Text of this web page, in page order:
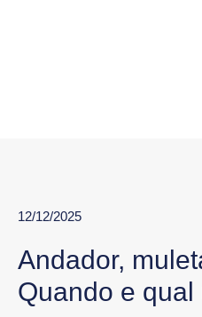
12/12/2025
Andador,
Quando e qual